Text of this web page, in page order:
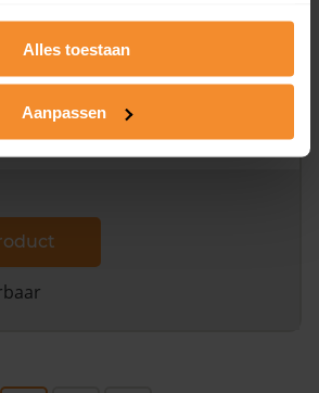
Alles toestaan
Aanpassen
pakket
ligging perceel
met de kadastrale erfgrenzen,